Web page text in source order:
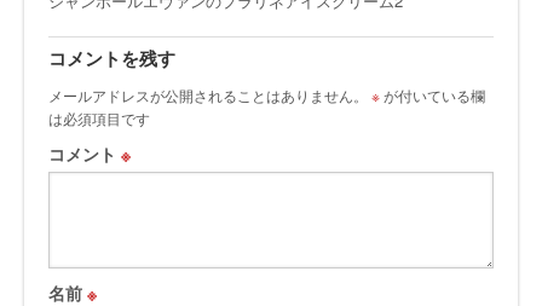
コメントを残す
メールアドレスが公開されることはありません。 ※が付いている欄
は必須項目です
コメント ※
名前 ※